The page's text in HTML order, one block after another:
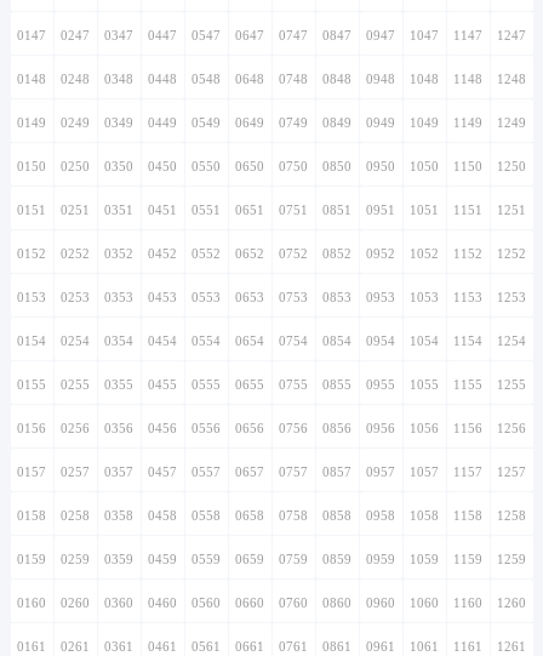
0147 0247 0347 0447 0547 0647 0747 0847 0947 1047 1147 1247
0148 0248 0348 0448 0548 0648 0748 0848 0948 1048 1148 1248
0149 0249 0349 0449 0549 0649 0749 0849 0949 1049 1149 1249
0150 0250 0350 0450 0550 0650 0750 0850 0950 1050 1150 1250
0151 0251 0351 0451 0551 0651 0751 0851 0951 1051 1151 1251
0152 0252 0352 0452 0552 0652 0752 0852 0952 1052 1152 1252
0153 0253 0353 0453 0553 0653 0753 0853 0953 1053 1153 1253
0154 0254 0354 0454 0554 0654 0754 0854 0954 1054 1154 1254
0155 0255 0355 0455 0555 0655 0755 0855 0955 1055 1155 1255
0156 0256 0356 0456 0556 0656 0756 0856 0956 1056 1156 1256
0157 0257 0357 0457 0557 0657 0757 0857 0957 1057 1157 1257
0158 0258 0358 0458 0558 0658 0758 0858 0958 1058 1158 1258
0159 0259 0359 0459 0559 0659 0759 0859 0959 1059 1159 1259
0160 0260 0360 0460 0560 0660 0760 0860 0960 1060 1160 1260
0161 0261 0361 0461 0561 0661 0761 0861 0961 1061 1161 1261